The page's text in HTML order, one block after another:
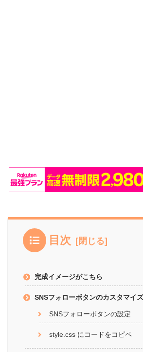
目次
完成イメージがこちら
SNSフォローボタンのカスタマイ
SNSフォローボタンの設定
style.css にコードをコピペ